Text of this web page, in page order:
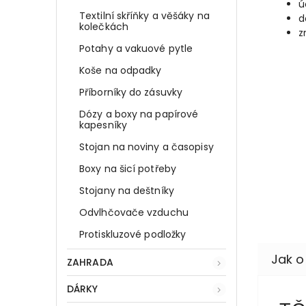
Textilní skříňky a věšáky na
kolečkách
Potahy a vakuové pytle
Koše na odpadky
Příborníky do zásuvky
Dózy a boxy na papírové
kapesníky
Stojan na noviny a časopisy
Boxy na šicí potřeby
Stojany na deštníky
Odvlhčovače vzduchu
Protiskluzové podložky
ZAHRADA
DÁRKY